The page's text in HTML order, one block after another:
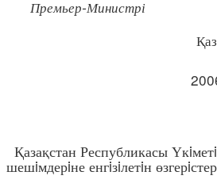
Премьер-Министрі
Қазақстан Республикасы
шешiмдерiне енгiзiлетiн өзгерiстер